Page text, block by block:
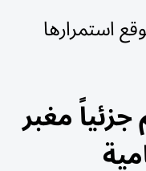
استمرارها
مغبر